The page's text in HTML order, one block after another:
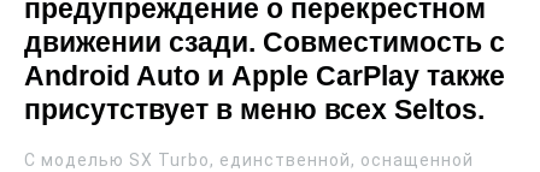
предупреждение о перекрестном
движении сзади. Совместимость с
Android Auto и Apple CarPlay также
присутствует в меню всех Seltos.
С моделью SX Turbo, единственной, оснащенной